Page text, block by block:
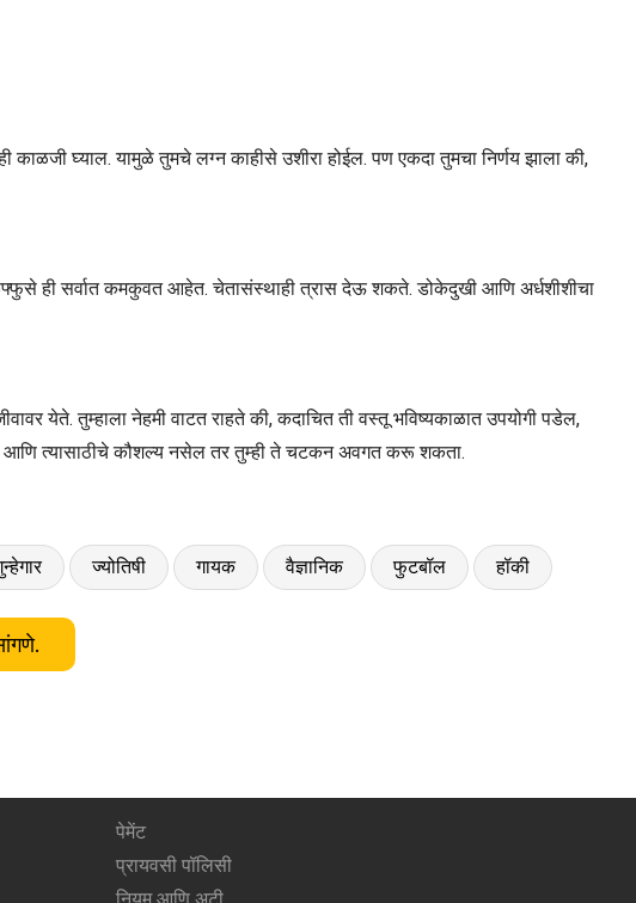
काळजी घ्याल. यामुळे तुमचे लग्न काहीसे उशीरा होईल. पण एकदा तुमचा निर्णय झाला की,
फुफ्फुसे ही सर्वात कमकुवत आहेत. चेतासंस्थाही त्रास देऊ शकते. डोकेदुखी आणि अर्धशीशीचा
येते. तुम्हाला नेहमी वाटत राहते की, कदाचित ती वस्तू भविष्यकाळात उपयोगी पडेल,
आणि त्यासाठीचे कौशल्य नसेल तर तुम्ही ते चटकन अवगत करू शकता.
ज्योतिषी गायक वैज्ञानिक फुटबॉल हॉकी
पेमेंट
प्रायवसी पॉलिसी